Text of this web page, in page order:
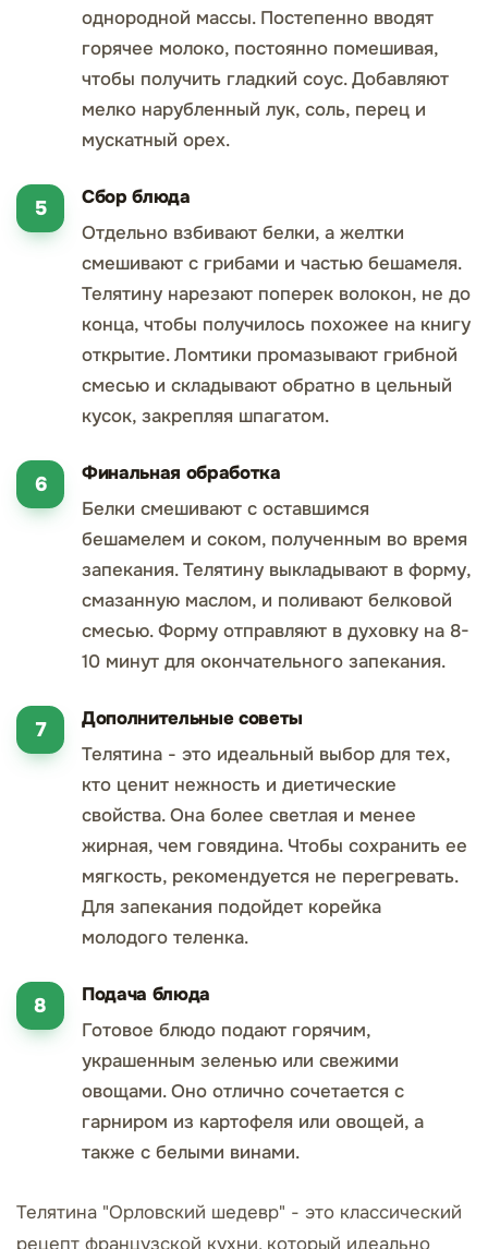
однородной массы. Постепенно вводят
горячее молоко, постоянно помешивая,
чтобы получить гладкий соус. Добавляют
мелко нарубленный лук, соль, перец и
мускатный орех.
Сбор блюда
Отдельно взбивают белки, а желтки
смешивают с грибами и частью бешамеля.
Телятину нарезают поперек волокон, не до
конца, чтобы получилось похожее на книгу
открытие. Ломтики промазывают грибной
смесью и складывают обратно в цельный
кусок, закрепляя шпагатом.
Финальная обработка
Белки смешивают с оставшимся
бешамелем и соком, полученным во время
запекания. Телятину выкладывают в форму,
смазанную маслом, и поливают белковой
смесью. Форму отправляют в духовку на 8-
10 минут для окончательного запекания.
Дополнительные советы
Телятина - это идеальный выбор для тех,
кто ценит нежность и диетические
свойства. Она более светлая и менее
жирная, чем говядина. Чтобы сохранить ее
мягкость, рекомендуется не перегревать.
Для запекания подойдет корейка
молодого теленка.
Подача блюда
Готовое блюдо подают горячим,
украшенным зеленью или свежими
овощами. Оно отлично сочетается с
гарниром из картофеля или овощей, а
также с белыми винами.
Телятина "Орловский шедевр" - это классический
рецепт французской кухни, который идеально